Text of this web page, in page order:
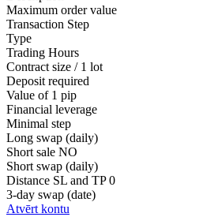
Maximum order value
Transaction Step
Type
Trading Hours
Contract size / 1 lot
Deposit required
Value of 1 pip
Financial leverage
Minimal step
Long swap (daily)
Short sale NO
Short swap (daily)
Distance SL and TP 0
3-day swap (date)
Atvērt kontu